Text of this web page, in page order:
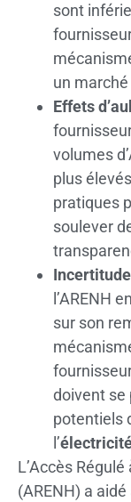
sont
un
Effets
volumes
plus
pratiques
soulever
l’ARENH
sur son
doivent se
potentiels
l’
L’Accès
(ARENH) a